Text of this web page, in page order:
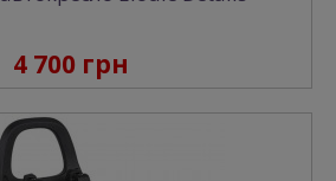
4 700 грн